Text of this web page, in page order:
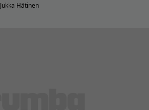
Jukka Hätinen